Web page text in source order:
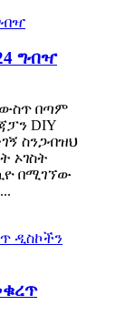
ግብዣ
ውስጥ በጣም
DIY
ስንጋብዝህ
ኦገስት
በሚገኘው